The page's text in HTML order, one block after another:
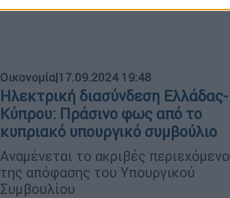
Οικονομία|17.09.2024 19:48
Ηλεκτρική διασύνδεση Ελλάδας-
Κύπρου: Πράσινο φως από το
κυπριακό υπουργικό συμβούλιο
Αναμένεται το ακριβές περιεχόμενο
της απόφασης του Υπουργικού
Συμβουλίου